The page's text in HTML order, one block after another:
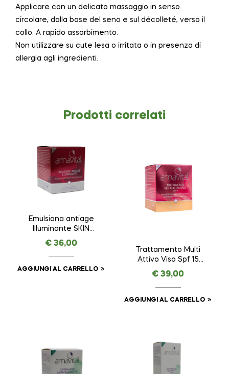
Applicare con un delicato massaggio in senso
circolare, dalla base del seno e sul décolleté, verso il
collo. A rapido assorbimento.
Non utilizzare su cute lesa o irritata o in presenza di
allergia agli ingredienti.
Prodotti correlati
Emulsiona antiage
Illuminante SKIN
REMINDER ANTI AGE
PREMIUM – AMAVITAL
da 50 ml
€ 36,00
AGGIUNGI AL CARRELLO
Trattamento Multi
Attivo Viso Spf 15
AMAVITAL da 50 ml
€ 39,00
AGGIUNGI AL CARRELLO